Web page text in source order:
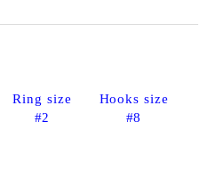
Ring size
Hooks size
#2 #8